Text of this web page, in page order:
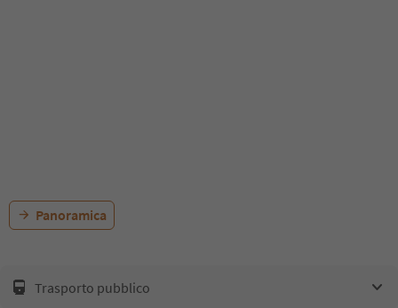
Panoramica
Trasporto pubblico